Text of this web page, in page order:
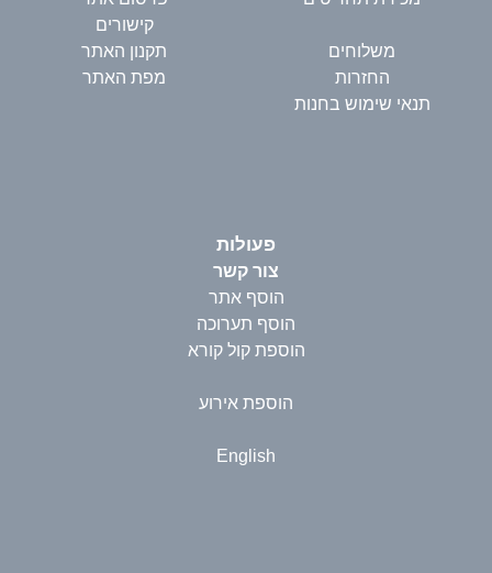
משלוחים
החזרות
תנאי שימוש בחנות
קישורים
תקנון האתר
מפת האתר
פעולות
צור קשר
הוסף אתר
הוסף תערוכה
הוספת קול קורא
הוספת אירוע
English